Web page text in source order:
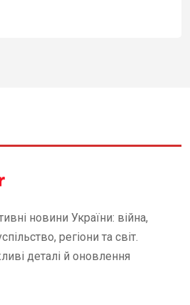
новини України: війна,
регіони та світ.
деталі й оновлення